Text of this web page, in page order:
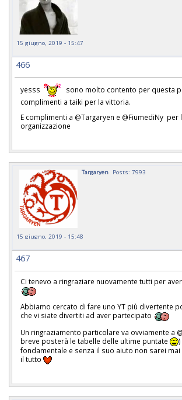
15 giugno, 2019 - 15:47
466
yesss
sono molto contento per questa
complimenti a taiki per la vittoria.
E complimenti a @Targaryen e @FiumediNy per
organizzazione
Targaryen Posts: 7993
15 giugno, 2019 - 15:48
467
Ci tenevo a ringraziare nuovamente tutti per
Abbiamo cercato di fare uno YT più divertente
che vi siate divertiti ad aver partecipato
Un ringraziamento particolare va ovviamente a
breve posterà le tabelle delle ultime puntate
fondamentale e senza il suo aiuto non sarei
il tutto